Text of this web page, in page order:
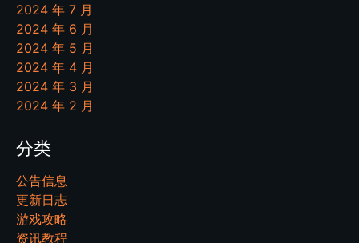
2024 年 7 月
2024 年 6 月
2024 年 5 月
2024 年 4 月
2024 年 3 月
2024 年 2 月
分类
公告信息
更新日志
游戏攻略
资讯教程